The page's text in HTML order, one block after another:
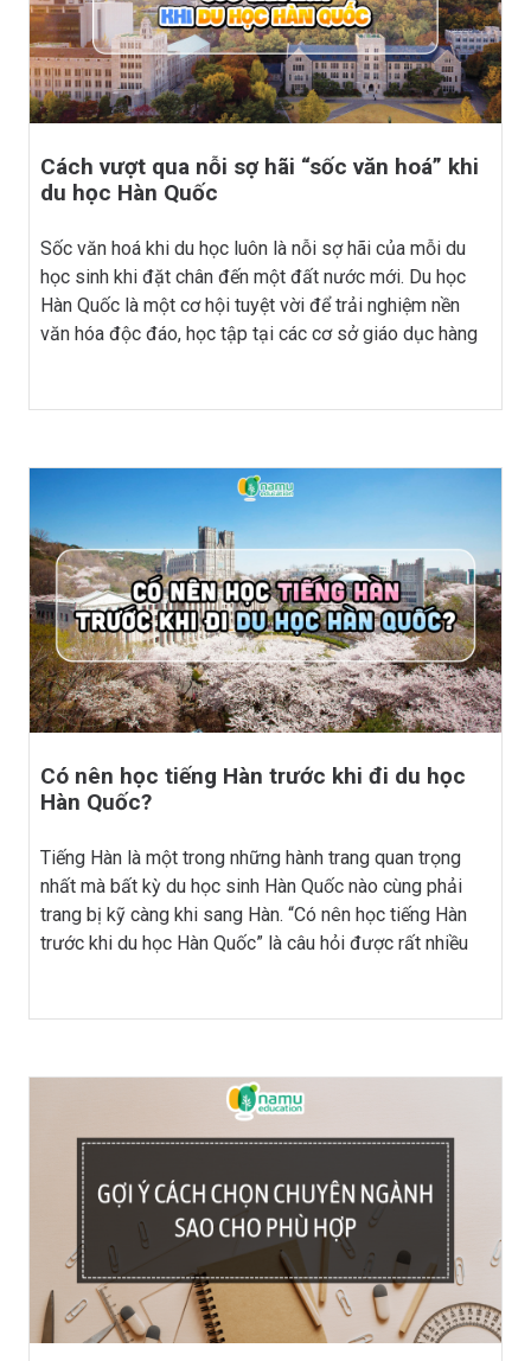
Cách vượt qua nỗi sợ hãi “sốc văn hoá” khi
du học Hàn Quốc
Sốc văn hoá khi du học luôn là nỗi sợ hãi của mỗi du
học sinh khi đặt chân đến một đất nước mới. Du học
Hàn Quốc là một cơ hội tuyệt vời để trải nghiệm nền
văn hóa độc đáo, học tập tại các cơ sở giáo dục hàng
qua nỗi sợ hãi này và tận hưởng trải nghiệm du học Hàn
Quốc một cách trọn vẹn nhé.
Có nên học tiếng Hàn trước khi đi du học
Hàn Quốc?
Tiếng Hàn là một trong những hành trang quan trọng
nhất mà bất kỳ du học sinh Hàn Quốc nào cùng phải
trang bị kỹ càng khi sang Hàn. “Có nên học tiếng Hàn
trước khi du học Hàn Quốc” là câu hỏi được rất nhiều